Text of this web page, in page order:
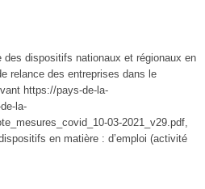
des dispositifs nationaux et régionaux en
relance des entreprises dans le
https://pays-de-la-
la-
03-2021_v29.pdf,
en matière : d’emploi (activité